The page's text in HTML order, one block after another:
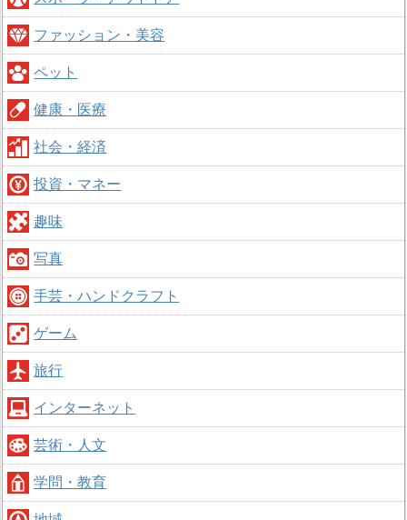
ファッション・美容
ペット
健康・医療
社会・経済
投資・マネー
趣味
写真
手芸・ハンドクラフト
ゲーム
旅行
インターネット
芸術・人文
学問・教育